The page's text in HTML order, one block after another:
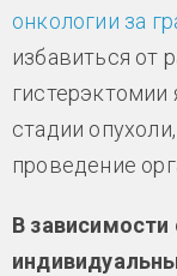
онкологии за
избавиться от
гистерэктомии
стадии
проведение
В зависимости